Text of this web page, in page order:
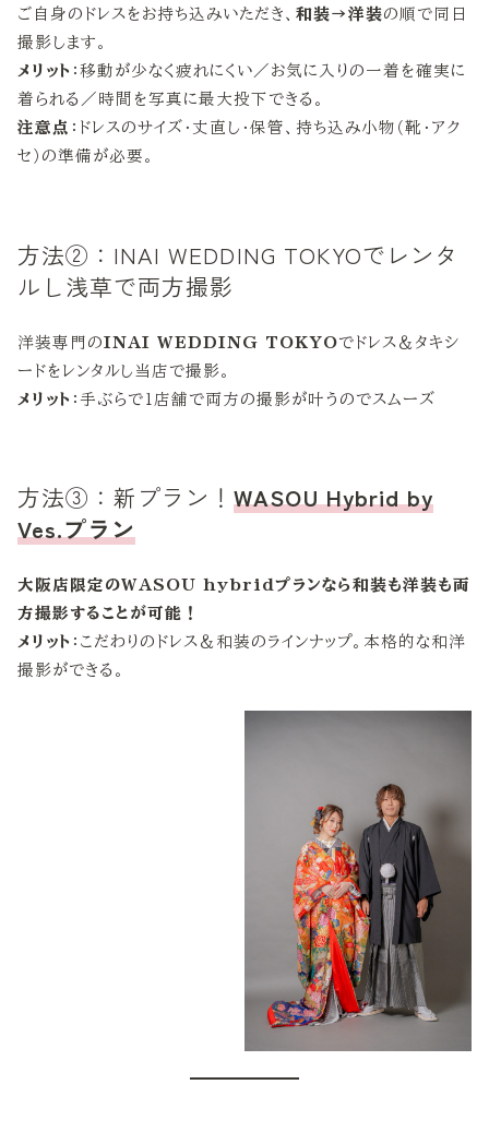
ご自身のドレスをお持ち込みいただき、 和装→洋装の順で同日
撮影します。
メリット ：移動が少なく疲れにくい／お気に入りの一着を確実に
着られる／時間を写真に最大投下できる。
注意点 ：ドレスのサイズ・丈直し・保管、持ち込み小物（靴・アク
セ）の準備が必要。
方法②：INAI WEDDING TOKYOでレンタ
ルし浅草で両方撮影
洋装専門のINAI WEDDING TOKYOでドレス＆タキシ
ードをレンタルし当店で撮影。
メリット ：手ぶらで1店舗で両方の撮影が叶うのでスムーズ
方法③：新プラン！WASOU Hybrid by
Ves.プラン
大阪店限定のWASOU hybridプランなら和装も洋装も両
方撮影することが可能！
メリット ：こだわりのドレス＆和装のラインナップ。本格的な和洋
撮影ができる。